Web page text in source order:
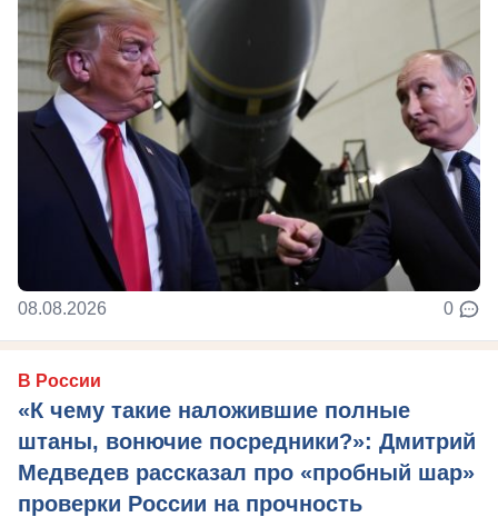
08.08.2026 0
В России
«К чему такие наложившие полные
штаны, вонючие посредники?»: Дмитрий
Медведев рассказал про «пробный шар»
проверки России на прочность